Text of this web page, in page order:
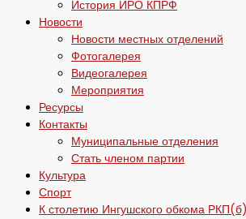
История ИРО КПРФ
Новости
Новости местных отделений
Фотогалерея
Видеогалерея
Мероприятия
Ресурсы
Контакты
Муниципальные отделения
Стать членом партии
Культура
Спорт
К столетию Ингушского обкома РКП(б)